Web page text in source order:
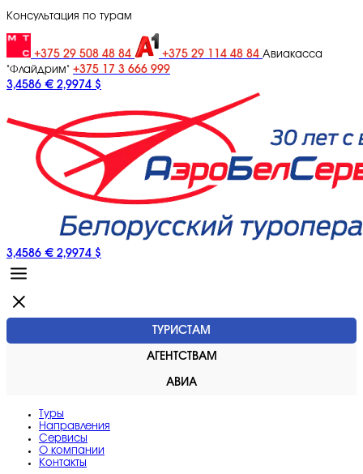
Консультация по турам
+375 29 508 48 84 +375 29 114 48 84 Авиакасса
"Флайдрим" +375 17 3 666 999
3,4586 € 2,9974 $
3,4586 € 2,9974 $
ТУРИСТАМ
АГЕНТСТВАМ
АВИА
Туры
Направления
Сервисы
O компании
Контакты